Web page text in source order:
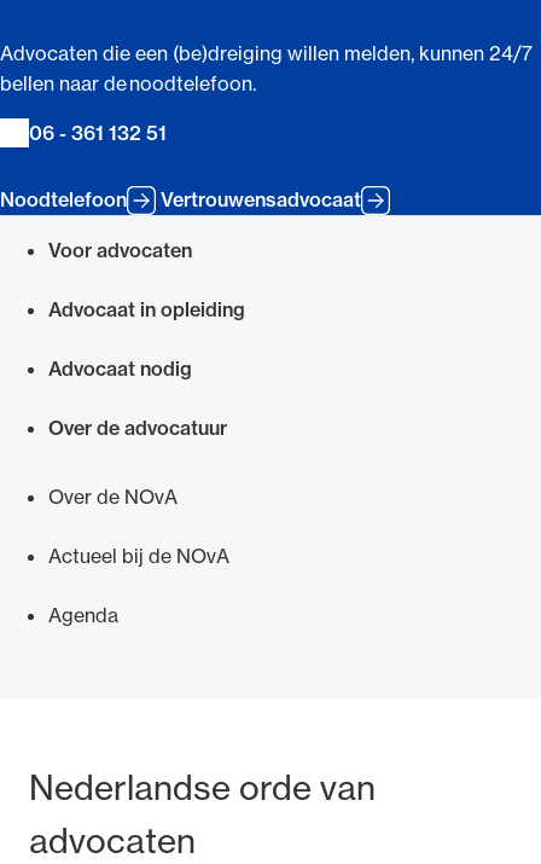
Advocaten die een (be)dreiging willen melden, kunnen 24/7
bellen naar de noodtelefoon.
06 - 361 132 51
Noodtelefoon Vertrouwensadvocaat
Voor advocaten
Advocaat in opleiding
Advocaat nodig
Over de advocatuur
Over de NOvA
Actueel bij de NOvA
Agenda
Bezoek- en postadres
Nederlandse orde van
advocaten